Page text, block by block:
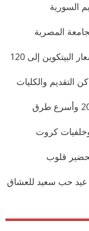
السورية
المصرية
ستاندرد تشارترد: توقعات بارتفاع اسعار البيتكوين إلى 120
مواعيد وأماكن التقديم والكليات
موعد ظهور نتيجة الثانوية العامة 2023 وأسرع طرق
وخلفيات كروت
قلوب